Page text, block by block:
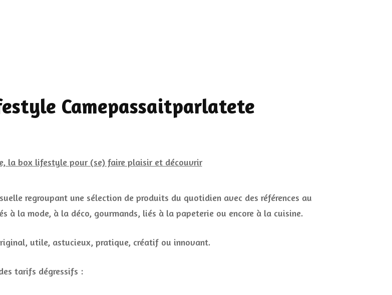
Camepassaitparlatete
regroupant une sélection de produits du quotidien avec des références au
à la mode, à la déco, gourmands, liés à la papeterie ou encore à la cuisine.
utile, astucieux, pratique, créatif ou innovant.
tarifs dégressifs :